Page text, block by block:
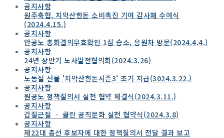
공지사항
원주축협, 치악산한돈 소비촉진 기여 감사패 수여식
(2024.4.15.)
공지사항
안공노 총회결의무효확인 1심 승소, 응원차 방문(2024.4.4.)
공지사항
24년 상반기 노사발전협의회(2024.3.26)
공지사항
노동절 선물 '치악산한돈시즌3' 조기 지급(3024.3.22.)
공지사항
원공노 정책질의서 실천 협약 체결식(2024.3.11.)
공지사항
갑질근절 ㆍ 클린 공직문화 실천 협약식(2024.3.8)
공지사항
제22대 총선 후보자에 대한 정책질의서 전달 결과 보고